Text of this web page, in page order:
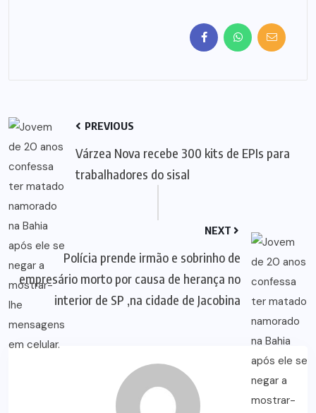
PREVIOUS
Várzea Nova recebe 300 kits de EPIs para
trabalhadores do sisal
NEXT
Polícia prende irmão e sobrinho de
empresário morto por causa de herança no
interior de SP ,na cidade de Jacobina